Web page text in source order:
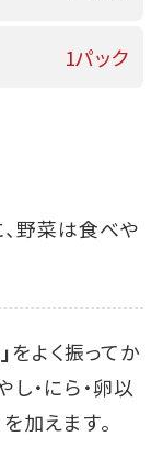
1パック
野菜は食べや
をよく振ってか
・にら・卵以
加えます。